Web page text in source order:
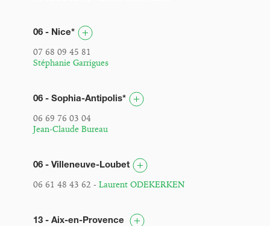
06 - Nice*
07 68 09 45 81
Stéphanie Garrigues
06 - Sophia-Antipolis*
06 69 76 03 04
Jean-Claude Bureau
06 - Villeneuve-Loubet
06 61 48 43 62 - Laurent ODEKERKEN
13 - Aix-en-Provence